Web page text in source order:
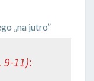
„na jutro”
9-11):